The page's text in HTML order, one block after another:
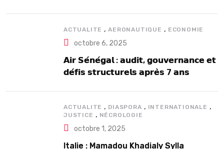
ACTUALITE ,AERONAUTIQUE , ECONOMIE
octobre 6, 2025
𝗔𝗶𝗿 𝗦𝗲́𝗻𝗲́𝗴𝗮𝗹 : 𝗮𝘂𝗱𝗶𝘁, 𝗴𝗼𝘂𝘃𝗲𝗿𝗻𝗮𝗻𝗰𝗲 𝗲𝘁
𝗱𝗲́𝗳𝗶𝘀 𝘀𝘁𝗿𝘂𝗰𝘁𝘂𝗿𝗲𝗹𝘀 𝗮𝗽𝗿𝗲̀𝘀 7 𝗮𝗻𝘀
ACTUALITE , DIASPORA , INTERNATIONALE ,
JUSTICE , NÉCROLOGIE
octobre 1, 2025
Italie : Mamadou Khadialy Sylla